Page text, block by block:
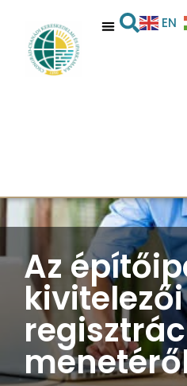
EN
Az
kivitelezői